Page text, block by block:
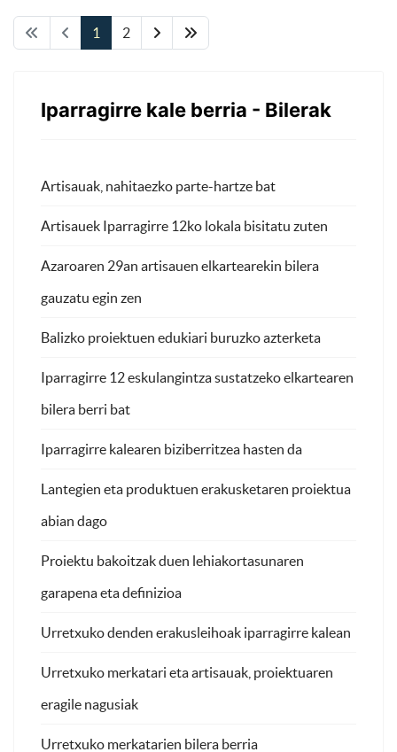
1 2
Iparragirre kale berria - Bilerak
Artisauak, nahitaezko parte-hartze bat
Artisauek Iparragirre 12ko lokala bisitatu zuten
Azaroaren 29an artisauen elkartearekin bilera
gauzatu egin zen
Balizko proiektuen edukiari buruzko azterketa
Iparragirre 12 eskulangintza sustatzeko elkartearen
bilera berri bat
Iparragirre kalearen biziberritzea hasten da
Lantegien eta produktuen erakusketaren proiektua
abian dago
Proiektu bakoitzak duen lehiakortasunaren
garapena eta definizioa
Urretxuko denden erakusleihoak iparragirre kalean
Urretxuko merkatari eta artisauak, proiektuaren
eragile nagusiak
Urretxuko merkatarien bilera berria